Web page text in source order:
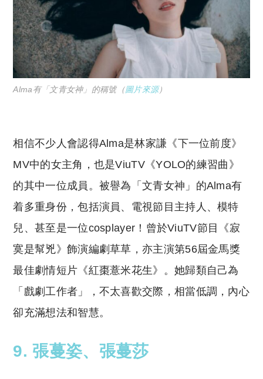
Alma有「文青女神」的稱號（圖片來源）
相信不少人會認得Alma是林家謙《下一位前度》
MV中的女主角，也是ViuTV《YOLO的練習曲》
的其中一位成員。被譽為「文青女神」的Alma有
着多重身份，包括演員、電視節目主持人、模特
兒、甚至是一位cosplayer！曾於ViuTV節目《寂
寞是幫兇》飾演編劇草草，亦主演第56屆金馬獎
最佳劇情短片《紅棗薏米花生》。她歸類自己為
「戲劇工作者」，不太喜歡交際，相當低調，內心
卻充滿想法和智慧。
9. 張蔓姿、張蔓莎